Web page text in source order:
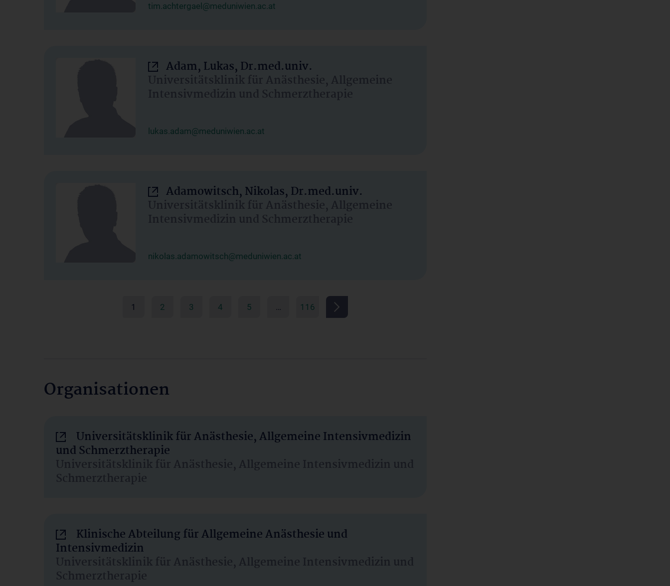
tim.achtergael@meduniwien.ac.at
Adam, Lukas, Dr.med.univ.
Universitätsklinik für Anästhesie, Allgemeine
Intensivmedizin und Schmerztherapie
lukas.adam@meduniwien.ac.at
Adamowitsch, Nikolas, Dr.med.univ.
Universitätsklinik für Anästhesie, Allgemeine
Intensivmedizin und Schmerztherapie
nikolas.adamowitsch@meduniwien.ac.at
1 2 3 4 5 … 116
Organisationen
Universitätsklinik für Anästhesie, Allgemeine Intensivmedizin
und Schmerztherapie
Universitätsklinik für Anästhesie, Allgemeine Intensivmedizin und
Schmerztherapie
Klinische Abteilung für Allgemeine Anästhesie und
Intensivmedizin
Universitätsklinik für Anästhesie, Allgemeine Intensivmedizin und
Schmerztherapie